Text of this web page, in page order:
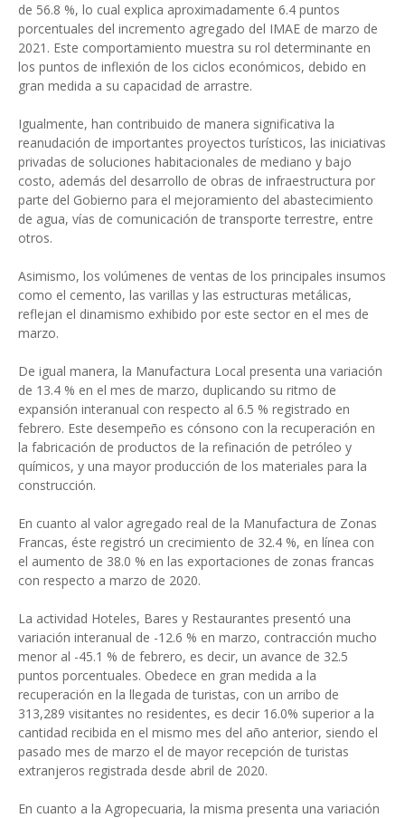
de 56.8 %, lo cual explica aproximadamente 6.4 puntos
porcentuales del incremento agregado del IMAE de marzo de
2021. Este comportamiento muestra su rol determinante en
los puntos de inflexión de los ciclos económicos, debido en
gran medida a su capacidad de arrastre.
Igualmente, han contribuido de manera significativa la
reanudación de importantes proyectos turísticos, las iniciativas
privadas de soluciones habitacionales de mediano y bajo
costo, además del desarrollo de obras de infraestructura por
parte del Gobierno para el mejoramiento del abastecimiento
de agua, vías de comunicación de transporte terrestre, entre
otros.
Asimismo, los volúmenes de ventas de los principales insumos
como el cemento, las varillas y las estructuras metálicas,
reflejan el dinamismo exhibido por este sector en el mes de
marzo.
De igual manera, la Manufactura Local presenta una variación
de 13.4 % en el mes de marzo, duplicando su ritmo de
expansión interanual con respecto al 6.5 % registrado en
febrero. Este desempeño es cónsono con la recuperación en
la fabricación de productos de la refinación de petróleo y
químicos, y una mayor producción de los materiales para la
construcción.
En cuanto al valor agregado real de la Manufactura de Zonas
Francas, éste registró un crecimiento de 32.4 %, en línea con
el aumento de 38.0 % en las exportaciones de zonas francas
con respecto a marzo de 2020.
La actividad Hoteles, Bares y Restaurantes presentó una
variación interanual de -12.6 % en marzo, contracción mucho
menor al -45.1 % de febrero, es decir, un avance de 32.5
puntos porcentuales. Obedece en gran medida a la
recuperación en la llegada de turistas, con un arribo de
313,289 visitantes no residentes, es decir 16.0% superior a la
cantidad recibida en el mismo mes del año anterior, siendo el
pasado mes de marzo el de mayor recepción de turistas
extranjeros registrada desde abril de 2020.
En cuanto a la Agropecuaria, la misma presenta una variación